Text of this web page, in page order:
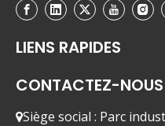
LIENS RAPIDES
CONTACTEZ-NOUS
Siège social : Parc